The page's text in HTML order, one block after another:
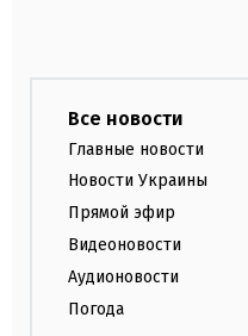
Все новости
Главные новости
Новости Украины
Прямой эфир
Видеоновости
Аудионовости
Погода